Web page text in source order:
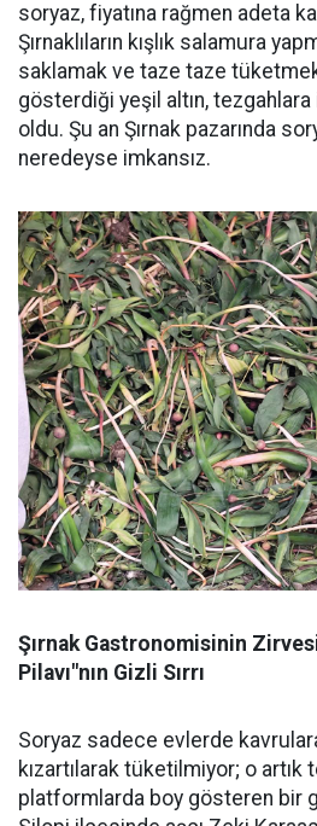
soryaz, fiyatına rağmen adeta
Şırnaklıların kışlık salamura
saklamak ve taze taze
gösterdiği yeşil altın,
oldu. Şu an Şırnak pazarında
neredeyse imkansız.
Şırnak Gastronomisinin
Pilavı"nın Gizli Sırrı
Soryaz sadece evlerde
kızartılarak tüketilmiyor; o
platformlarda boy gösteren bir